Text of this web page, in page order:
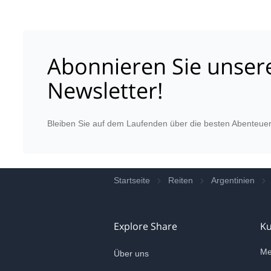
Abonnieren Sie
Newsletter!
Bleiben Sie auf dem Laufenden über die besten Abenteuer.
Startseite Reiten Argentinien
Explore Share
Über uns